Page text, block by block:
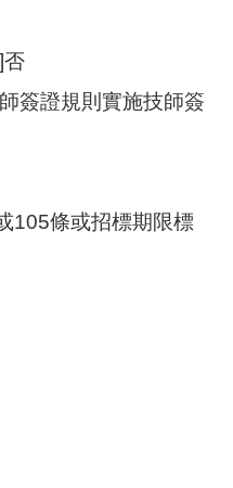
否
簽證規則實施技師簽
105條或招標期限標